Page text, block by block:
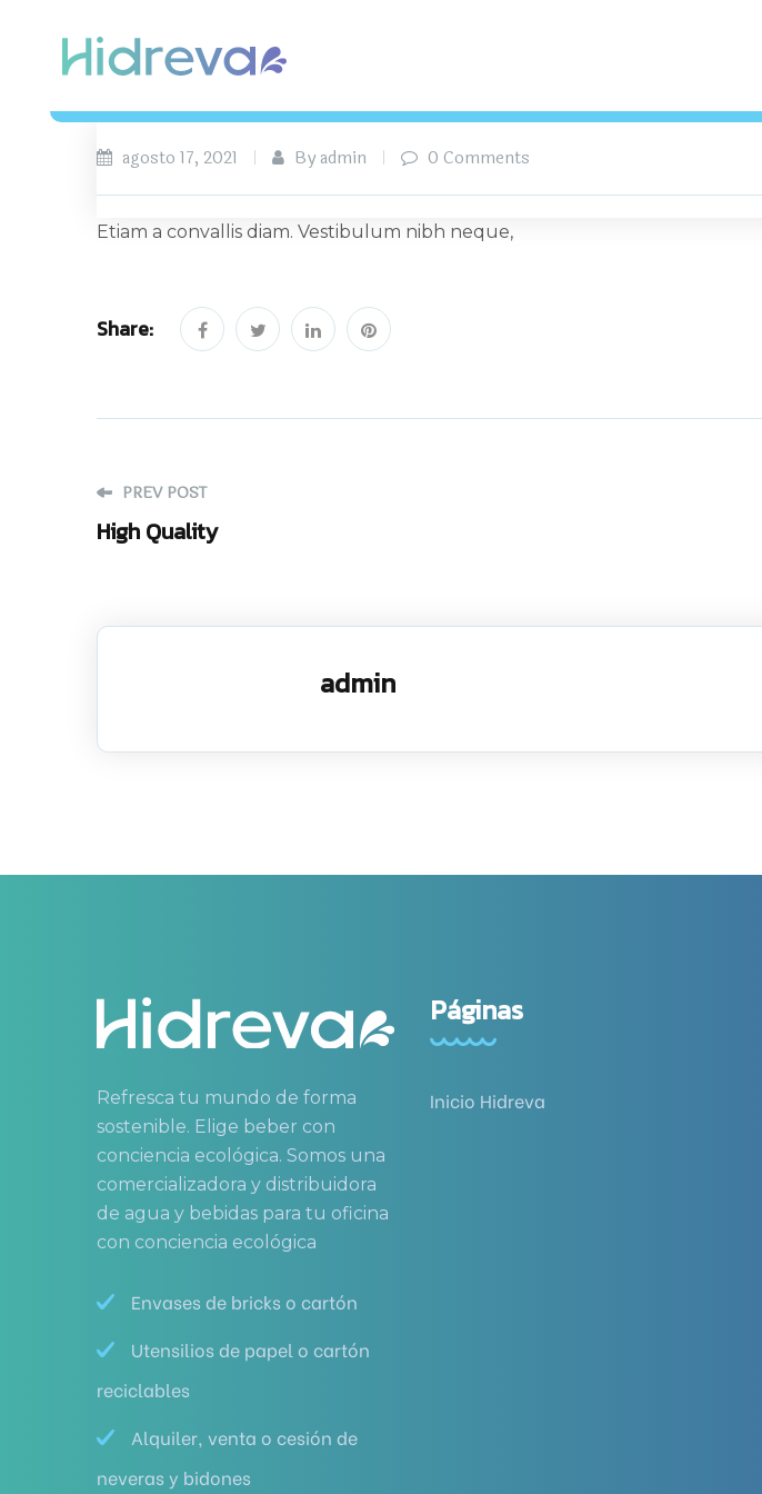
agosto 17, 2021 By admin 0 Comments
Etiam a convallis diam. Vestibulum nibh neque,
Share:
PREV POST
High Quality
admin
Refresca tu mundo de forma
sostenible. Elige beber con
conciencia ecológica. Somos una
comercializadora y distribuidora
de agua y bebidas para tu oficina
con conciencia ecológica
Envases de bricks o cartón
Utensilios de papel o cartón
reciclables
Alquiler, venta o cesión de
neveras y bidones
Páginas
Inicio Hidreva